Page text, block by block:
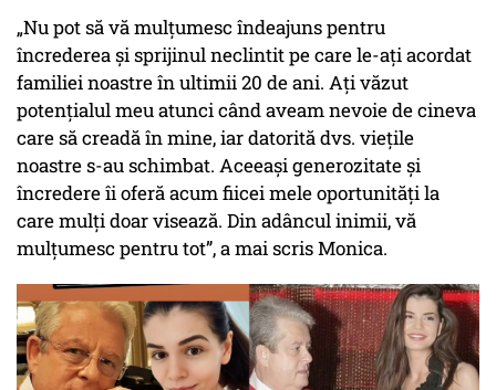
„Nu pot să vă mulțumesc îndeajuns pentru
încrederea și sprijinul neclintit pe care le-ați acordat
familiei noastre în ultimii 20 de ani. Ați văzut
potențialul meu atunci când aveam nevoie de cineva
care să creadă în mine, iar datorită dvs. viețile
noastre s-au schimbat. Aceeași generozitate și
încredere îi oferă acum fiicei mele oportunități la
care mulți doar visează. Din adâncul inimii, vă
mulțumesc pentru tot”, a mai scris Monica.